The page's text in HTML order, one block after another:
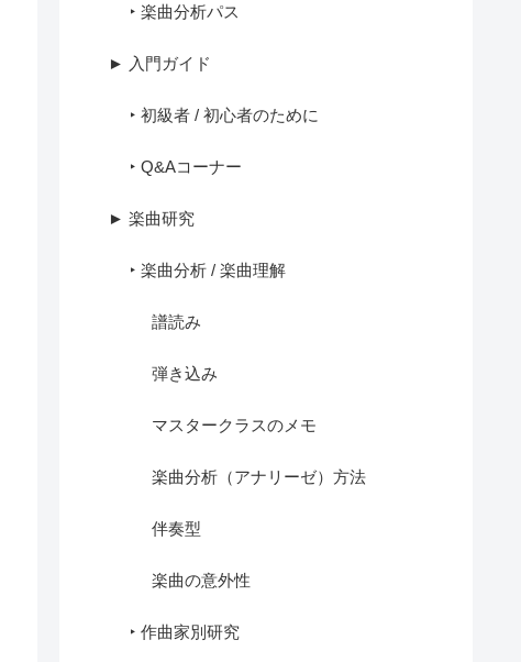
‣ 楽曲分析パス
► 入門ガイド
‣ 初級者 / 初心者のために
‣ Q&Aコーナー
► 楽曲研究
‣ 楽曲分析 / 楽曲理解
譜読み
弾き込み
マスタークラスのメモ
楽曲分析（アナリーゼ）方法
伴奏型
楽曲の意外性
‣ 作曲家別研究